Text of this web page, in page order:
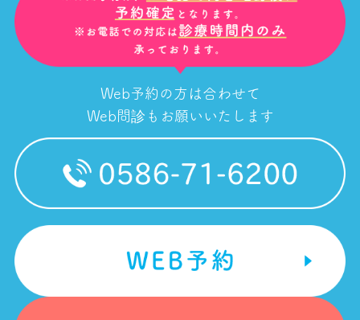
Web予約の方は合わせて
Web問診もお願いいたします